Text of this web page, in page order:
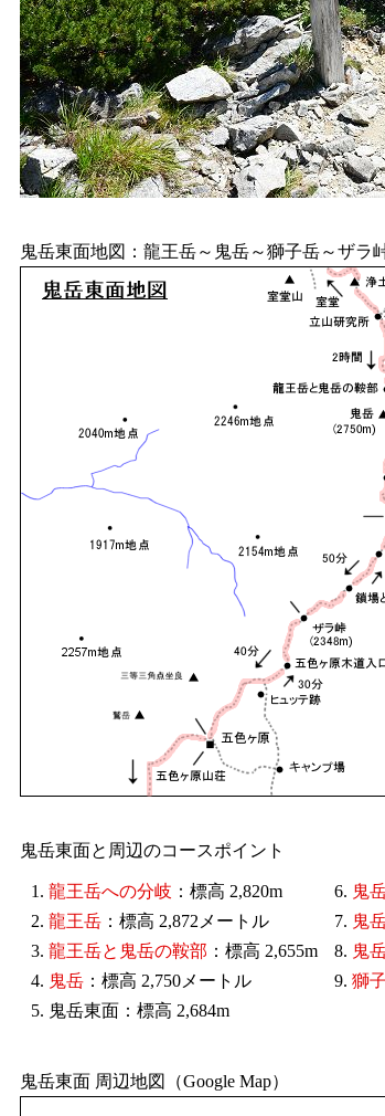
鬼岳東面地図：龍王岳～鬼岳～獅子岳～ザラ
鬼岳東面と周辺のコースポイント
1. 龍王岳への分岐 ：標高 2,820m
2. 龍王岳 ：標高 2,872メートル
3. 龍王岳と鬼岳の鞍部 ：標高 2,655m
4. 鬼岳 ：標高 2,750メートル
5. 鬼岳東面：標高 2,684m
6. 鬼
7. 鬼
8. 鬼
9. 獅
鬼岳東面 周辺地図（Google Map）